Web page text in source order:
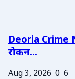
Deoria Crime
रोकन...
Aug 3, 2026 0 6